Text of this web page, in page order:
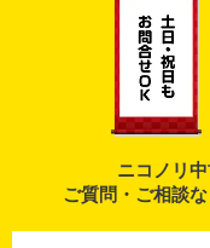
ニコノリ
ご質問・ご相談